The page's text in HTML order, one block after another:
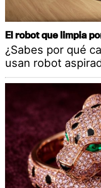
El robot que limpia
¿Sabes por qué
usan robot